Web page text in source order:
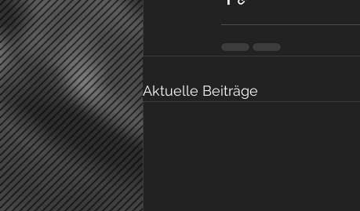
Aktuelle Beiträge